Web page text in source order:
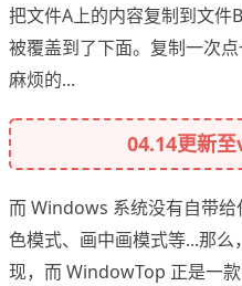
把文件A上的内容复制到文件
被覆盖到了下面。复制一次
麻烦的...
04.14更新
而 Windows 系统没有自带
色模式、画中画模式等...那
现，而 WindowTop 正是一款